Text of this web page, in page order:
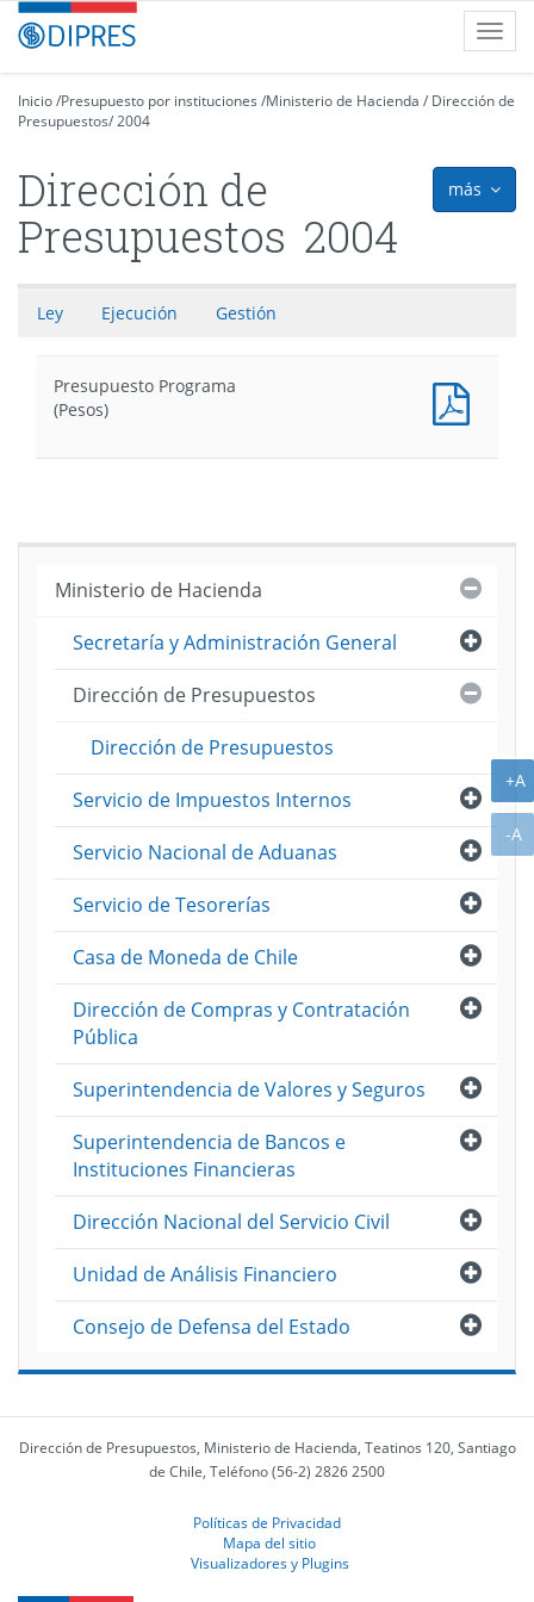
Contenido
principalDIPRES
-
de
Presupuestos
Inicio/Presupuesto por instituciones /Ministerio de Hacienda / Dirección de
Presupuestos/2004
más
Dirección de
Presupuestos 2004
Ley Ejecución Gestión
Presupuesto Programa
(Pesos)
Ministerio de Hacienda
Abrir
Secretaría y Administración General
Dirección de Presupuestos
Dirección de Presupuestos
Abrir
Servicio de Impuestos Internos
Abrir
Servicio Nacional de Aduanas
Abrir
Servicio de Tesorerías
Abrir
Casa de Moneda de Chile
Abrir
Dirección de Compras y Contratación
Pública
Abrir
Superintendencia de Valores y Seguros
Abrir
Superintendencia de Bancos e
Instituciones Financieras
Abrir
Dirección Nacional del Servicio Civil
Abrir
Unidad de Análisis Financiero
Abrir
Consejo de Defensa del Estado
Dirección de Presupuestos, Ministerio de Hacienda, Teatinos 120, Santiago
de Chile, Teléfono (56-2) 2826 2500
Políticas de Privacidad
Mapa del sitio
Visualizadores y Plugins
+A
-A